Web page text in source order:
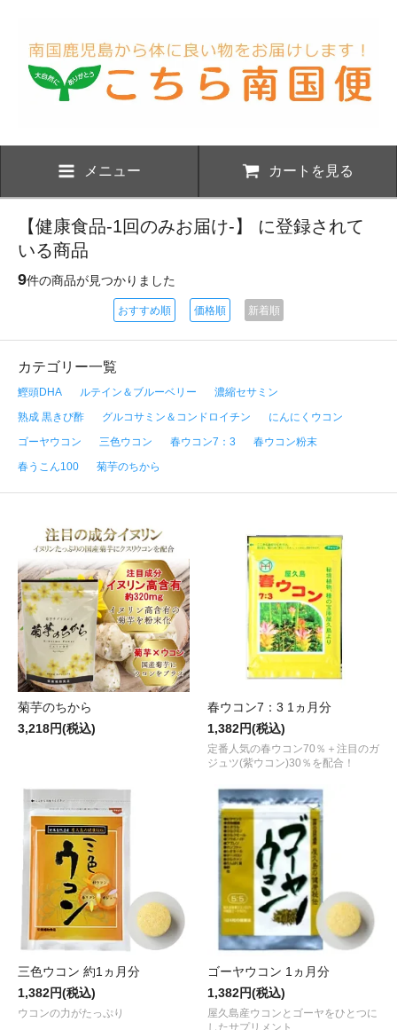
メニュー カートを見る
【健康食品-1回のみお届け-】 に登録されて
いる商品
9件の商品が見つかりました
おすすめ順 価格順 新着順
カテゴリー一覧
鰹頭DHA ルテイン＆ブルーベリー
濃縮セサミン
熟成 黒きび酢
グルコサミン＆コンドロイチン
にんにくウコン
ゴーヤウコン
三色ウコン 春ウコン7：3
春ウコン粉末
春うこん100
菊芋のちから
菊芋のちから
3,218円(税込)
春ウコン7：3 1ヵ月分
1,382円(税込)
定番人気の春ウコン70％＋注目のガ
ジュツ(紫ウコン)30％を配合！
三色ウコン 約1ヵ月分
1,382円(税込)
ウコンの力がたっぷり
ゴーヤウコン 1ヵ月分
1,382円(税込)
屋久島産ウコンとゴーヤをひとつに
したサプリメント